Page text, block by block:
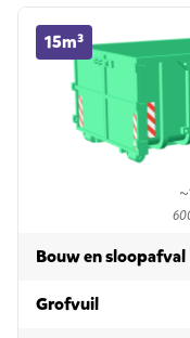
15m³
15m³ container huren
Bouw en sloopafval
Grofvuilin 15m³